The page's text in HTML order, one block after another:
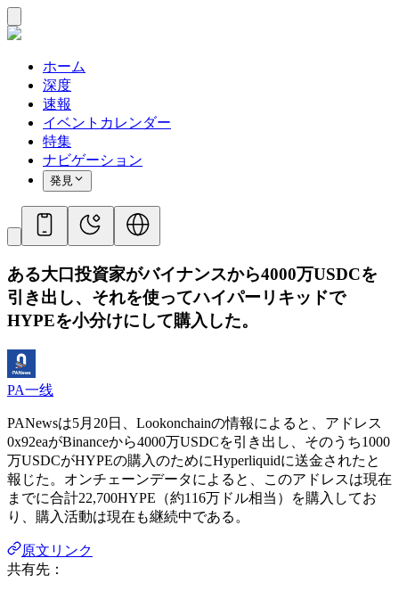
ホーム
深度
速報
イベントカレンダー
特集
ナビゲーション
発見
ある大口投資家がバイナンスから4000万USDCを
引き出し、それを使ってハイパーリキッドで
HYPEを小分けにして購入した。
PA一线
PANewsは5月20日、Lookonchainの情報によると、アドレス
0x92eaがBinanceから4000万USDCを引き出し、そのうち1000
万USDCがHYPEの購入のためにHyperliquidに送金されたと
報じた。オンチェーンデータによると、このアドレスは現在
までに合計22,700HYPE（約116万ドル相当）を購入してお
り、購入活動は現在も継続中である。
原文リンク
共有先：